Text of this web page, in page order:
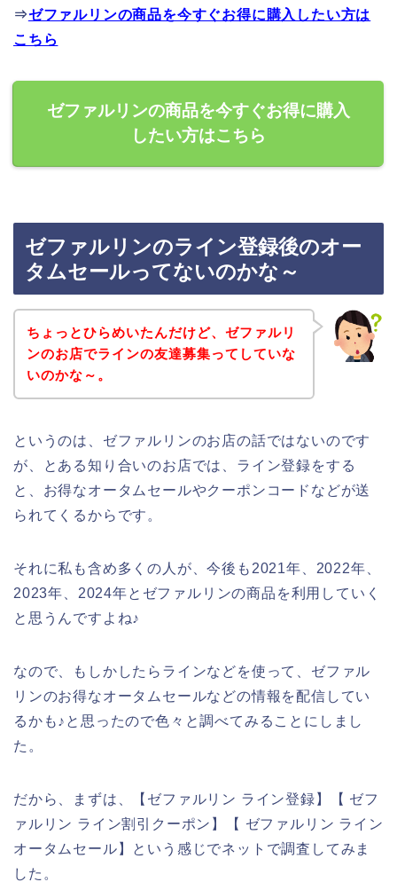
⇒ゼファルリンの商品を今すぐお得に購入したい方は
こちら
ゼファルリンの商品を今すぐお得に購入
したい方はこちら
ゼファルリンのライン登録後のオー
タムセールってないのかな～
ちょっとひらめいたんだけど、ゼファルリ
ンのお店でラインの友達募集ってしていな
いのかな～。
というのは、ゼファルリンのお店の話ではないのです
が、とある知り合いのお店では、ライン登録をする
と、お得なオータムセールやクーポンコードなどが送
られてくるからです。
それに私も含め多くの人が、今後も2021年、2022年、
2023年、2024年とゼファルリンの商品を利用していく
と思うんですよね♪
なので、もしかしたらラインなどを使って、ゼファル
リンのお得なオータムセールなどの情報を配信してい
るかも♪と思ったので色々と調べてみることにしまし
た。
だから、まずは、【ゼファルリン ライン登録】【 ゼフ
ァルリン ライン割引クーポン】【 ゼファルリン ライン
オータムセール】という感じでネットで調査してみま
した。